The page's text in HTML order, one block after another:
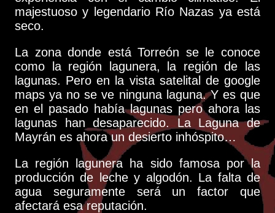
majestuoso y legendario Río Nazas ya está
seco.
La zona donde está Torreón se le conoce
como la región lagunera, la región de las
lagunas. Pero en la vista satelital de google
maps ya no se ve ninguna laguna. Y es que
en el pasado había lagunas pero ahora las
lagunas han desaparecido. La Laguna de
Mayrán es ahora un desierto inhóspito…
La región lagunera ha sido famosa por la
producción de leche y algodón. La falta de
agua seguramente será un factor que
afectará esa reputación.